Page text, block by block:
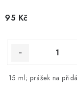
95 Kč
15 ml; prášek na